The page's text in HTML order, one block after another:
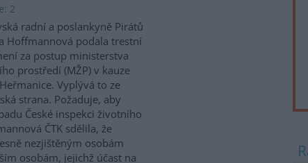
2
radní a poslankyně Pirátů
Hoffmannová podala trestní
za postup ministerstva
prostředí (MŽP) v kauze
Vyplývá to ze
strana. Požaduje, aby
České inspekci životního
ČTK sdělila, že
nezjištěným osobám
osobám, jejichž účast na